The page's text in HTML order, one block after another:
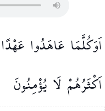
اَوَكُلَّمَا عَاهَدُوا عَهْدًا
اَكْثَرُهُمْ لَا يُؤْمِنُونَ